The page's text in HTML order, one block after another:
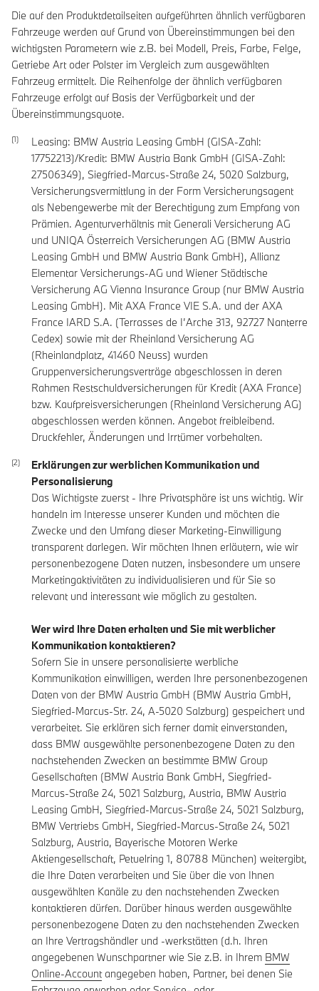
Die auf den Produktdetailseiten aufgeführten ähnlich verfügbaren
Fahrzeuge werden auf Grund von Übereinstimmungen bei den
wichtigsten Parametern wie z.B. bei Modell, Preis, Farbe, Felge,
Getriebe Art oder Polster im Vergleich zum ausgewählten
Fahrzeug ermittelt. Die Reihenfolge der ähnlich verfügbaren
Fahrzeuge erfolgt auf Basis der Verfügbarkeit und der
Übereinstimmungsquote.
Leasing: BMW Austria Leasing GmbH (GISA-Zahl:
17752213)/Kredit: BMW Austria Bank GmbH (GISA-Zahl:
27506349), Siegfried-Marcus-Straße 24, 5020 Salzburg,
Versicherungsvermittlung in der Form Versicherungsagent
als Nebengewerbe mit der Berechtigung zum Empfang von
Prämien. Agenturverhältnis mit Generali Versicherung AG
und UNIQA Österreich Versicherungen AG (BMW Austria
Leasing GmbH und BMW Austria Bank GmbH), Allianz
Elementar Versicherungs-AG und Wiener Städtische
Versicherung AG Vienna Insurance Group (nur BMW Austria
Leasing GmbH). Mit AXA France VIE S.A. und der AXA
France IARD S.A. (Terrasses de I’Arche 313, 92727 Nanterre
Cedex) sowie mit der Rheinland Versicherung AG
(Rheinlandplatz, 41460 Neuss) wurden
Gruppenversicherungsverträge abgeschlossen in deren
Rahmen Restschuldversicherungen für Kredit (AXA France)
bzw. Kaufpreisversicherungen (Rheinland Versicherung AG)
abgeschlossen werden können. Angebot freibleibend.
Druckfehler, Änderungen und Irrtümer vorbehalten.
Erklärungen zur werblichen Kommunikation und
Personalisierung
Das Wichtigste zuerst - Ihre Privatsphäre ist uns wichtig. Wir
handeln im Interesse unserer Kunden und möchten die
Zwecke und den Umfang dieser Marketing-Einwilligung
transparent darlegen. Wir möchten Ihnen erläutern, wie wir
personenbezogene Daten nutzen, insbesondere um unsere
Marketingaktivitäten zu individualisieren und für Sie so
relevant und interessant wie möglich zu gestalten.
Wer wird Ihre Daten erhalten und Sie mit werblicher
Kommunikation kontaktieren?
Sofern Sie in unsere personalisierte werbliche
Kommunikation einwilligen, werden Ihre personenbezogenen
Daten von der BMW Austria GmbH (BMW Austria GmbH,
Siegfried-Marcus-Str. 24, A-5020 Salzburg) gespeichert und
verarbeitet. Sie erklären sich ferner damit einverstanden,
dass BMW ausgewählte personenbezogene Daten zu den
nachstehenden Zwecken an bestimmte BMW Group
Gesellschaften (BMW Austria Bank GmbH, Siegfried-
Marcus-Straße 24, 5021 Salzburg, Austria, BMW Austria
Leasing GmbH, Siegfried-Marcus-Straße 24, 5021 Salzburg,
BMW Vertriebs GmbH, Siegfried-Marcus-Straße 24, 5021
Salzburg, Austria, Bayerische Motoren Werke
Aktiengesellschaft, Petuelring 1, 80788 München) weitergibt,
die Ihre Daten verarbeiten und Sie über die von Ihnen
ausgewählten Kanäle zu den nachstehenden Zwecken
kontaktieren dürfen. Darüber hinaus werden ausgewählte
personenbezogene Daten zu den nachstehenden Zwecken
an Ihre Vertragshändler und -werkstätten (d.h. Ihren
angegebenen Wunschpartner wie Sie z.B. in Ihrem BMW
Online-Accountangegeben haben, Partner, bei denen Sie